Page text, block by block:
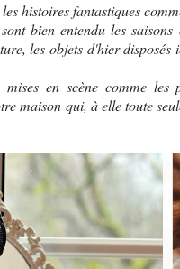
histoires fantastiques
bien entendu les
les objets d'hier
mises en scène comme
maison qui, à elle toute